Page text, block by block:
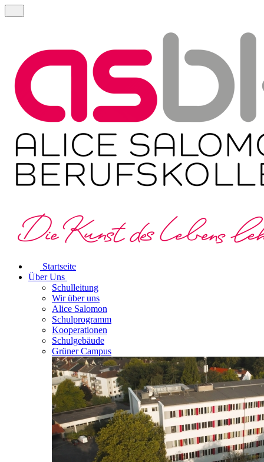
Startseite
Über Uns
Schulleitung
Wir über uns
Alice Salomon
Schulprogramm
Kooperationen
Schulgebäude
Grüner Campus